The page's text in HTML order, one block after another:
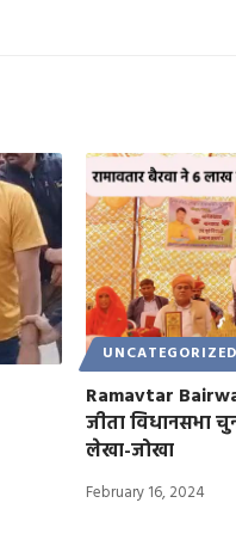
UNCATEGORIZED
Ramavtar
जीता विधानसभा
लेखा-जोखा
February 16, 2024